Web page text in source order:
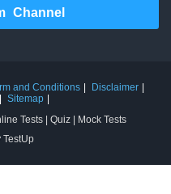
Channel
and Conditions
Disclaimer
Sitemap
Tests | Quiz | Mock Tests
TestUp